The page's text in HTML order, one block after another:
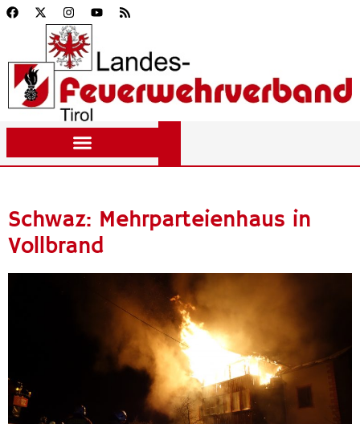
Schwaz: Mehrparteienhaus in
Vollbrand